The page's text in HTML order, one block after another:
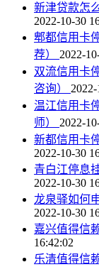
新津贷款怎
2022-10-30
郫都信用卡
荐） 2022-
双流信用卡
咨询）
温江信用卡
师） 2022-
新都信用卡
2022-10-30
青白江停息
2022-10-30
龙泉驿如何
2022-10-30
嘉兴值得信
16:42:02
乐清值得信